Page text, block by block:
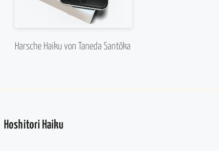
Harsche Haiku von Taneda Santōka
Hoshitori Haiku